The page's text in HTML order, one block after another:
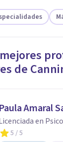
de
Paula Amaral
en
5 / 5